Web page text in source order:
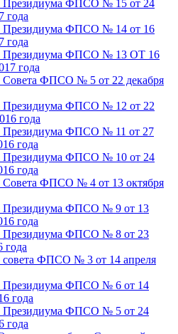
Президиума ФПСО № 15 от 24
года
Президиума ФПСО № 14 от 16
года
Президиума ФПСО № 13 ОТ 16
года
Совета ФПСО № 5 от 22 декабря
Президиума ФПСО № 12 от 22
года
Президиума ФПСО № 11 от 27
года
Президиума ФПСО № 10 от 24
года
Совета ФПСО № 4 от 13 октября
Президиума ФПСО № 9 от 13
года
Президиума ФПСО № 8 от 23
года
совета ФПСО № 3 от 14 апреля
Президиума ФПСО № 6 от 14
года
Президиума ФПСО № 5 от 24
года